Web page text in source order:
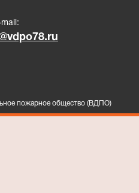
пожарное общество (ВДПО)
mail: